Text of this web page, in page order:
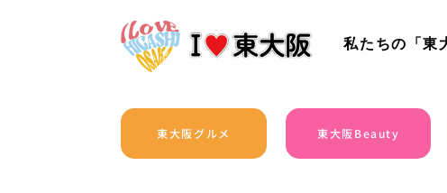
私たちの「東
東大阪グルメ 東大阪Beauty